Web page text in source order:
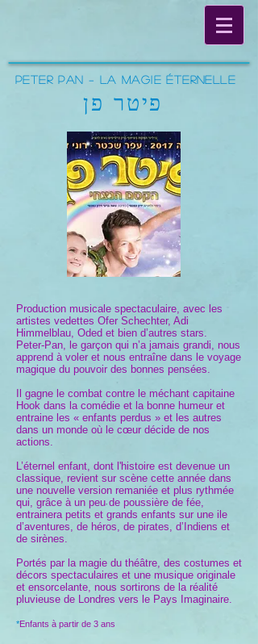
Peter Pan – La magie éternelle
פיטר פן
Production musicale spectaculaire, avec les
artistes vedettes Ofer Schechter, Adi
Himmelblau, Oded et bien d’autres stars.
Peter-Pan, le garçon qui n’a jamais grandi, nous
apprend à voler et nous entraîne dans le voyage
magique du pouvoir des bonnes pensées.
Il gagne le combat contre le méchant capitaine
Hook dans la comédie et la bonne humeur et
entraine les « enfants perdus » et les autres
dans un monde où le cœur décide de nos
actions.
L’éternel enfant, dont l'histoire est devenue un
classique, revient sur scène cette année dans
une nouvelle version remaniée et plus rythmée
qui, grâce à un peu de poussière de fée,
entrainera petits et grands enfants sur une ile
d’aventures, de héros, de pirates, d’Indiens et
de sirènes.
Portés par la magie du théâtre, des costumes et
décors spectaculaires et une musique originale
et ensorcelante, nous sortirons de la réalité
pluvieuse de Londres vers le Pays Imaginaire.
*Enfants à partir de 3 ans